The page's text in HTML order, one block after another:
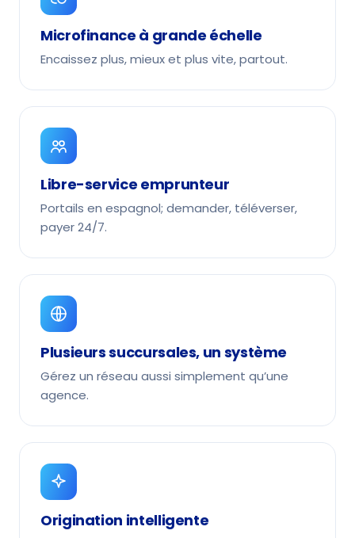
Microfinance à grande échelle
Encaissez plus, mieux et plus vite, partout.
Libre-service emprunteur
Portails en espagnol; demander, téléverser,
payer 24/7.
Plusieurs succursales, un système
Gérez un réseau aussi simplement qu’une
agence.
Origination intelligente